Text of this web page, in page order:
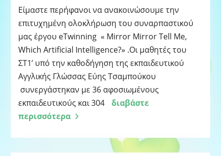
Είμαστε περήφανοι να ανακοινώσουμε την
επιτυχημένη ολοκλήρωση του συναρπαστικού
μας έργου eTwinning « Mirror Mirror Tell Me,
Which Artificial Intelligence?» .Οι μαθητές του
ΣΤ1’ υπό την καθοδήγηση της εκπαιδευτικού
Αγγλικής Γλώσσας Εύης Τσαμπούκου
συνεργάστηκαν με 36 αφοσιωμένους
εκπαιδευτικούς και 304
διαβάστε
περισσότερα